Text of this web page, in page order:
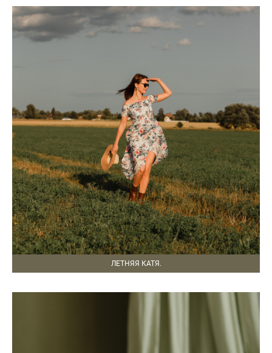
ЛЕТНЯЯ КАТЯ.